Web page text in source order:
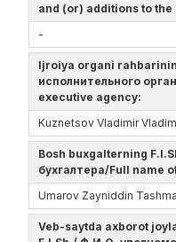
and (or) additions to the
-
Ijroiya organi
исполнительного
executive agency:
Kuznetsov Vladimir
Bosh buxgalterning
бухгалтера/Full name
Umarov Zayniddin
Veb-saytda axborot